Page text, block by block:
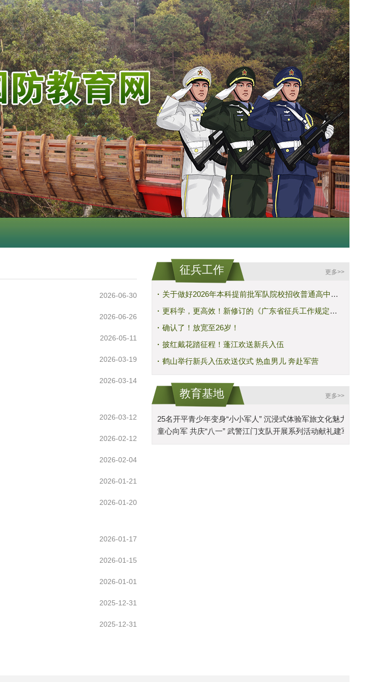
2026-06-30
2026-06-26
2026-05-11
2026-03-19
2026-03-14
2026-03-12
2026-02-12
2026-02-04
2026-01-21
2026-01-20
2026-01-17
2026-01-15
2026-01-01
2025-12-31
2025-12-31
征兵工作 更多>>
· 关于做好2026年本科提前批军队院校招收普通高中毕业生工作的通知
· 更科学，更高效！新修订的《广东省征兵工作规定》全文来了
· 确认了！放宽至26岁！
· 披红戴花踏征程！蓬江欢送新兵入伍
· 鹤山举行新兵入伍欢送仪式 热血男儿 奔赴军营
教育基地 更多>>
25名开平青少年变身“小小军人” 沉浸式体验军旅文化魅力
童心向军 共庆“八一” 武警江门支队开展系列活动献礼建军99周年